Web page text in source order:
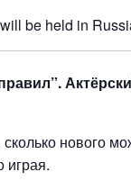
be held in
нового
играя.